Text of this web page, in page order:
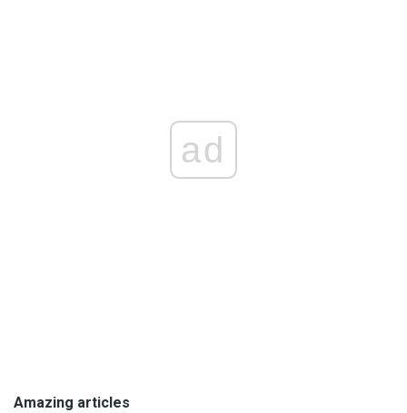
ad
Amazing articles